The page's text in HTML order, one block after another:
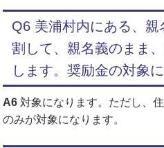
Q6 美浦村内にある、
割して、親名義のまま
します。奨励金の対象
A6 対象になります。ただし、
のみが対象になります。